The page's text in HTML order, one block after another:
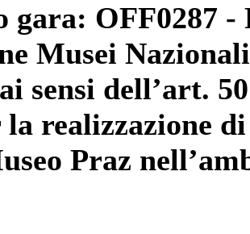
gara: OFF0287 -
Musei
sensi dell’art.
realizzazione
Praz